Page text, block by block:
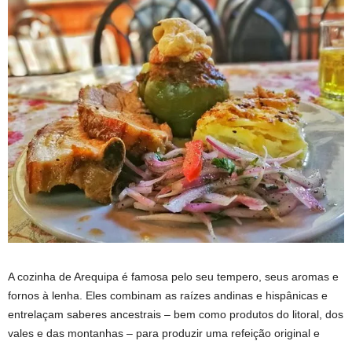
A cozinha de Arequipa é famosa pelo seu tempero, seus aromas e
fornos à lenha. Eles combinam as raízes andinas e hispânicas e
entrelaçam saberes ancestrais – bem como produtos do litoral, dos
vales e das montanhas – para produzir uma refeição original e